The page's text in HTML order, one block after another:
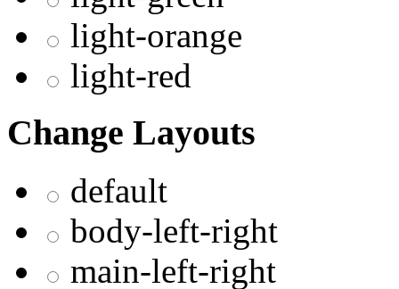
light-orange
light-red
Change Layouts
default
body-left-right
main-left-right